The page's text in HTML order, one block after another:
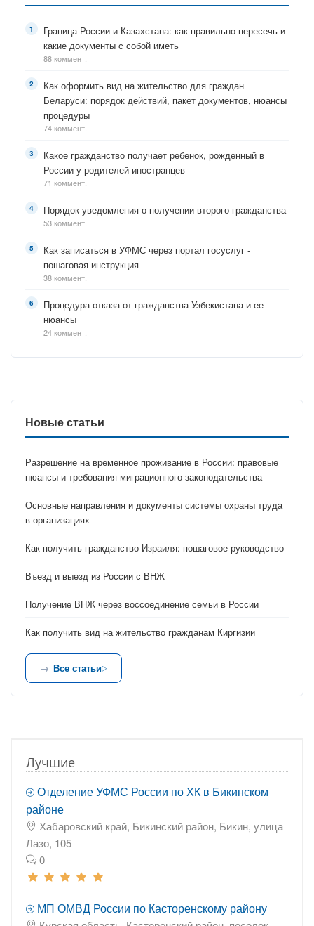
Граница России и Казахстана: как правильно пересечь и
какие документы с собой иметь
88 коммент.
Как оформить вид на жительство для граждан
Беларуси: порядок действий, пакет документов, нюансы
процедуры
74 коммент.
Какое гражданство получает ребенок, рожденный в
России у родителей иностранцев
71 коммент.
Порядок уведомления о получении второго гражданства
53 коммент.
Как записаться в УФМС через портал госуслуг -
пошаговая инструкция
38 коммент.
Процедура отказа от гражданства Узбекистана и ее
нюансы
24 коммент.
Новые статьи
Разрешение на временное проживание в России: правовые
нюансы и требования миграционного законодательства
Основные направления и документы системы охраны труда
в организациях
Как получить гражданство Израиля: пошаговое руководство
Въезд и выезд из России с ВНЖ
Получение ВНЖ через воссоединение семьи в России
Как получить вид на жительство гражданам Киргизии
Все статьи
Лучшие
Отделение УФМС России по ХК в Бикинском
районе
Хабаровский край, Бикинский район, Бикин, улица
Лазо, 105
0
МП ОМВД России по Касторенскому району